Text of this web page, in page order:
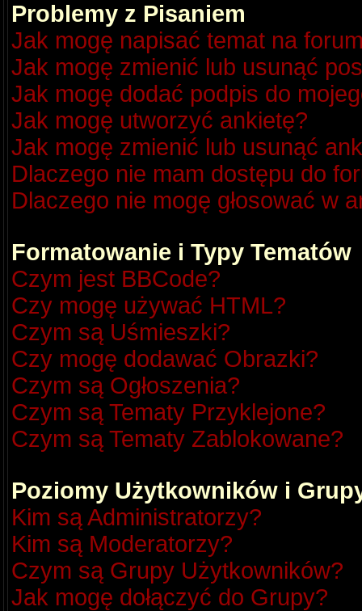
Problemy z Pisaniem
Jak mogę napisać temat na
Jak mogę zmienić lub usunąć
Jak mogę dodać podpis do
Jak mogę utworzyć ankietę?
Jak mogę zmienić lub usunąć
Dlaczego nie mam dostępu do
Dlaczego nie mogę głosować w
Formatowanie i Typy Tematów
Czym jest BBCode?
Czy mogę używać HTML?
Czym są Uśmieszki?
Czy mogę dodawać Obrazki?
Czym są Ogłoszenia?
Czym są Tematy Przyklejone?
Czym są Tematy Zablokowane?
Poziomy Użytkowników i
Kim są Administratorzy?
Kim są Moderatorzy?
Czym są Grupy Użytkowników?
Jak mogę dołączyć do Grupy?